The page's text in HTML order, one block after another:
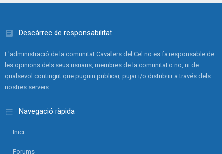
Descàrrec de responsabilitat
L'administració de la comunitat Cavallers del Cel no es fa responsable de
les opinions dels seus usuaris, membres de la comunitat o no, ni de
qualsevol contingut que puguin publicar, pujar i/o distribuir a través dels
nostres serveis.
Navegació ràpida
Inici
Forums